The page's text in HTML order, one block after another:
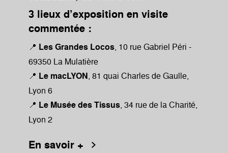
3 lieux d’exposition en visite
commentée :
📍 Les Grandes Locos, 10 rue Gabriel Péri -
69350 La Mulatière
📍 Le macLYON, 81 quai Charles de Gaulle,
Lyon 6
📍 Le Musée des Tissus, 34 rue de la Charité,
Lyon 2
En savoir +